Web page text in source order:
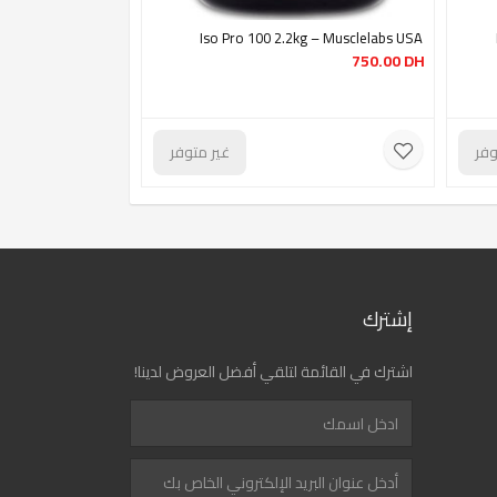
Iso Pro 100 2.2kg – Musclelabs USA
750.00DH
غير متوفر
إشترك
اشترك في القائمة لتلقي أفضل العروض لدينا!